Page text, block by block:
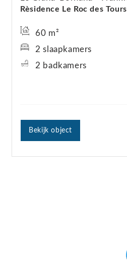
Rèsidence Le Roc des Tours
60 m²
2 slaapkamers
2 badkamers
Bekijk object